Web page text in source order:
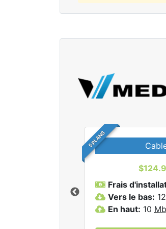
5 PLANS
Frais
Vers le bas:
En haut: 10